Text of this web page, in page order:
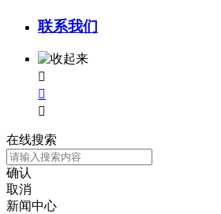
联系我们



在线搜索
确认
取消
新闻中心